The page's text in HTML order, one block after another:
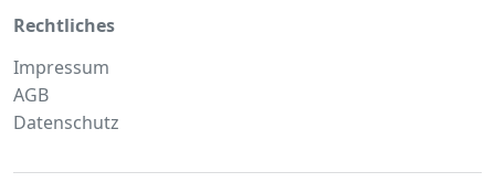
Rechtliches
Impressum
AGB
Datenschutz